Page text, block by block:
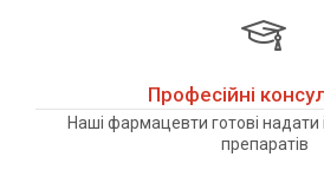
Професійні
Наші фармацевти готові
препаратів